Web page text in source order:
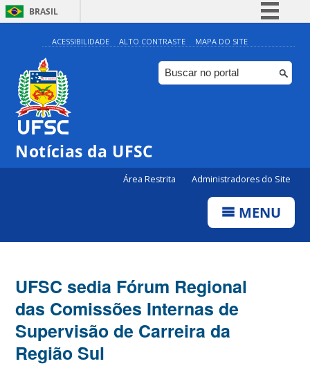
BRASIL
Simplifique!
Comunica BR
Participe
ACESSIBILIDADE ALTO CONTRASTE MAPA DO SITE
Notícias da UFSC
Área Restrita Administradores do Site
MENU
UFSC sedia Fórum Regional
das Comissões Internas de
Supervisão de Carreira da
Região Sul